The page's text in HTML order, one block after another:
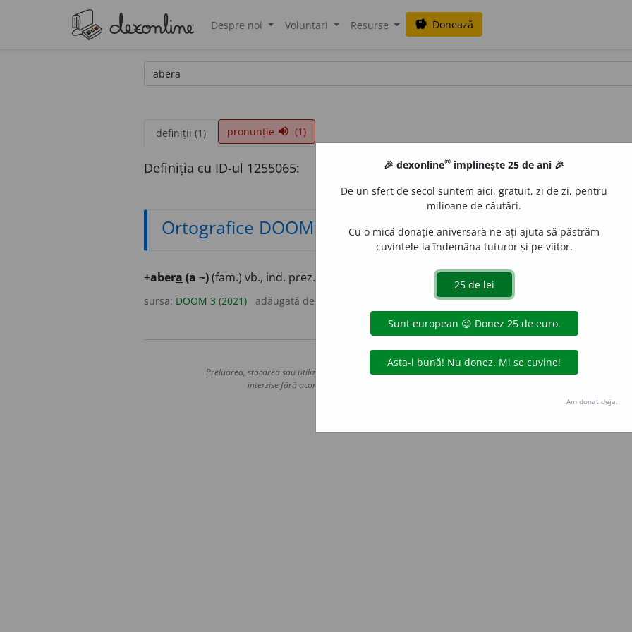
Despre noi Voluntari Resurse savings Donează
definiții (1) pronunție volume_up (1)
Definiția cu ID-ul 1255065:
Ortografice DOOM
+abera (a ~)(fam.) vb., ind. prez. 1 sg. ză; conj. prez. 1 sg.
sursa: DOOM 3 (2021) adăugată de acțiuni
Copyright © 2004-2026 dexonline (https://dexonline.ro)
Preluarea, stocarea sau utilizarea datelor de pe acest site, inclusiv prin orice metode de extragere automată
interzise fără acordul nostru prealabil scris, cu excepția seturilor de date oferite oficial spre utilizare
Hosterion
🎉 dexonline® împlinește 25 de ani 🎉
De un sfert de secol suntem aici, gratuit, zi de zi, pentru
milioane de căutări.
Cu o mică donație aniversară ne-ați ajuta să păstrăm
cuvintele la îndemâna tuturor și pe viitor.
Am donat deja.